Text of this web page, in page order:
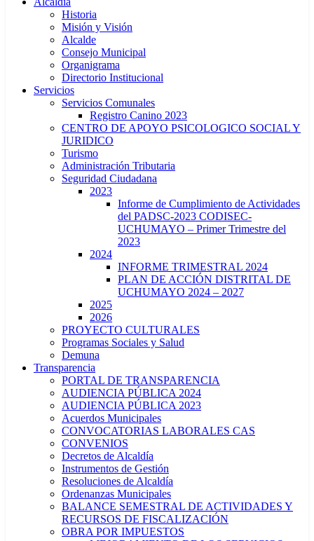
Historia
Misión y Visión
Alcalde
Consejo Municipal
Organigrama
Directorio Institucional
Servicios
Servicios Comunales
Registro Canino 2023
CENTRO DE APOYO PSICOLOGICO SOCIAL Y
JURIDICO
Turismo
Administración Tributaria
Seguridad Ciudadana
2023
Informe de Cumplimiento de Actividades
del PADSC-2023 CODISEC-
UCHUMAYO – Primer Trimestre del
2023
2024
INFORME TRIMESTRAL 2024
PLAN DE ACCIÓN DISTRITAL DE
UCHUMAYO 2024 – 2027
2025
2026
PROYECTO CULTURALES
Programas Sociales y Salud
Demuna
Transparencia
PORTAL DE TRANSPARENCIA
AUDIENCIA PÚBLICA 2024
AUDIENCIA PÚBLICA 2023
Acuerdos Municipales
CONVOCATORIAS LABORALES CAS
CONVENIOS
Decretos de Alcaldía
Instrumentos de Gestión
Resoluciones de Alcaldía
Ordenanzas Municipales
BALANCE SEMESTRAL DE ACTIVIDADES Y
RECURSOS DE FISCALIZACIÓN
OBRA POR IMPUESTOS